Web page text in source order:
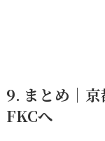
9. まとめ｜
FKCへ